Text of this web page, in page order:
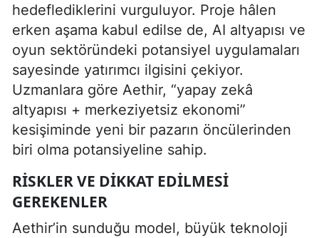
hedeflediklerini vurguluyor. Proje hâlen
erken aşama kabul edilse de, AI altyapısı ve
oyun sektöründeki potansiyel uygulamaları
sayesinde yatırımcı ilgisini çekiyor.
Uzmanlara göre Aethir, “yapay zekâ
altyapısı + merkeziyetsiz ekonomi”
kesişiminde yeni bir pazarın öncülerinden
biri olma potansiyeline sahip.
RISKLER VE DIKKAT EDILMESI
GEREKENLER
Aethir’in sunduğu model, büyük teknoloji